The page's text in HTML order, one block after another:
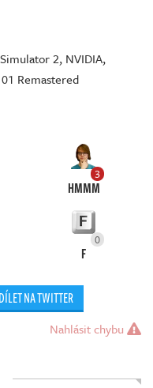
2, NVIDIA,
Remastered
3
HMMM
0
F
NA TWITTER
Nahlásit chybu